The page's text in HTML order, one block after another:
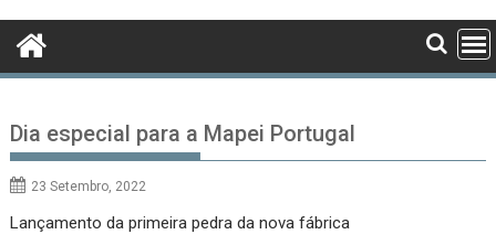
Dia especial para a Mapei Portugal
23 Setembro, 2022
Lançamento da primeira pedra da nova fábrica